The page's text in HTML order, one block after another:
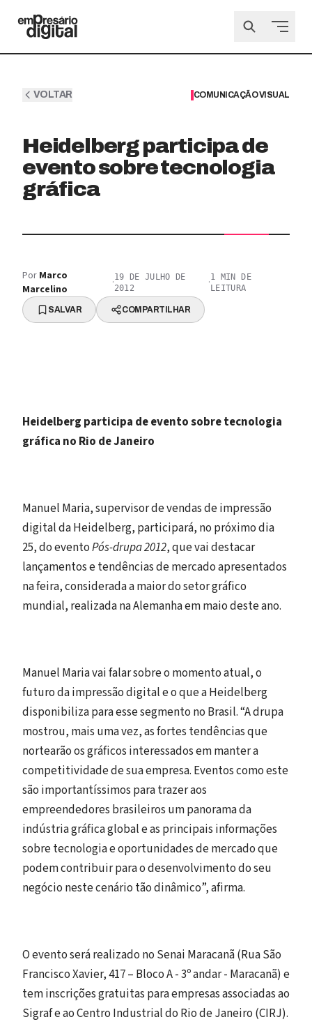
VOLTAR COMUNICAÇÃO VISUAL
Heidelberg participa de
evento sobre tecnologia
gráfica
Por Marco
Marcelino
·19 DE JULHO DE
2012
·1 MIN DE
LEITURA
SALVAR COMPARTILHAR
Heidelberg participa de evento sobre tecnologia
gráfica no Rio de Janeiro
Manuel Maria, supervisor de vendas de impressão
digital da Heidelberg, participará, no próximo dia
25, do eventoPós-drupa 2012, que vai destacar
lançamentos e tendências de mercado apresentados
na feira, considerada a maior do setor gráfico
mundial, realizada na Alemanha em maio deste ano.
Manuel Maria vai falar sobre o momento atual, o
futuro da impressão digital e o que a Heidelberg
disponibiliza para esse segmento no Brasil. “A drupa
mostrou, mais uma vez, as fortes tendências que
nortearão os gráficos interessados em manter a
competitividade de sua empresa. Eventos como este
são importantíssimos para trazer aos
empreendedores brasileiros um panorama da
indústria gráfica global e as principais informações
sobre tecnologia e oportunidades de mercado que
podem contribuir para o desenvolvimento do seu
negócio neste cenário tão dinâmico”, afirma.
O evento será realizado no Senai Maracanã (Rua São
Francisco Xavier, 417 – Bloco A - 3º andar - Maracanã) e
tem inscrições gratuitas para empresas associadas ao
Sigraf e ao Centro Industrial do Rio de Janeiro (CIRJ).